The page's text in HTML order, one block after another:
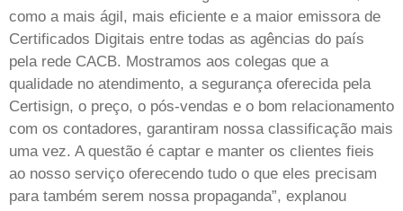
como a mais ágil, mais eficiente e a maior emissora de
Certificados Digitais entre todas as agências do país
pela rede CACB. Mostramos aos colegas que a
qualidade no atendimento, a segurança oferecida pela
Certisign, o preço, o pós-vendas e o bom relacionamento
com os contadores, garantiram nossa classificação mais
uma vez. A questão é captar e manter os clientes fieis
ao nosso serviço oferecendo tudo o que eles precisam
para também serem nossa propaganda”, explanou